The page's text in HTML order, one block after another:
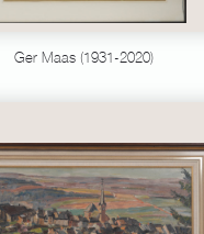
Ger Maas (1931-2020)